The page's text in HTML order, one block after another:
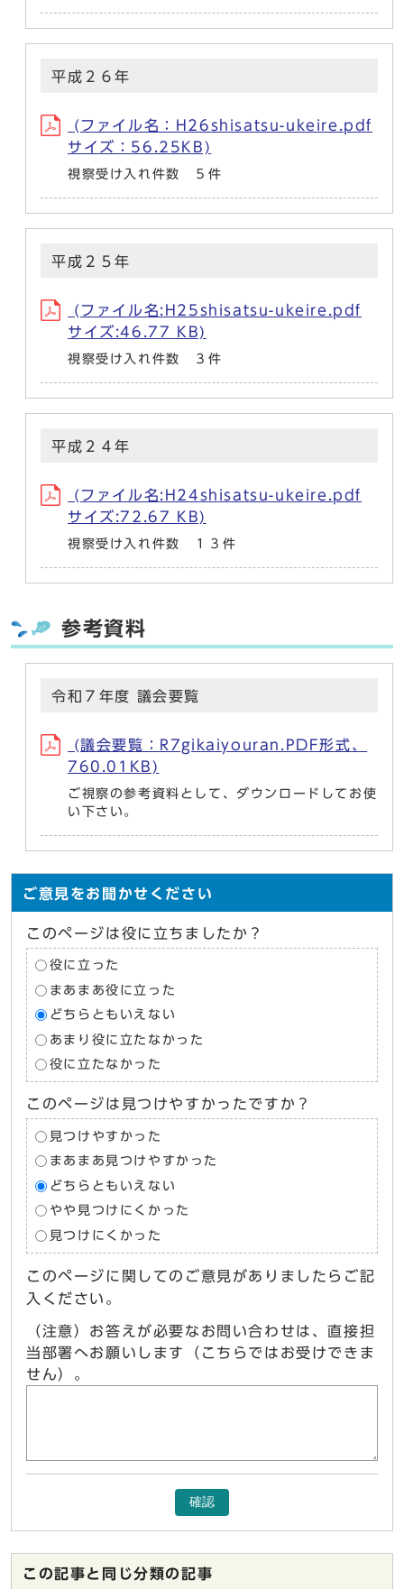
平成２６年
(ファイル名：H26shisatsu-ukeire.pdf
サイズ：56.25KB)
視察受け入れ件数 ５件
平成２５年
(ファイル名:H25shisatsu-ukeire.pdf
サイズ:46.77 KB)
視察受け入れ件数 ３件
平成２４年
(ファイル名:H24shisatsu-ukeire.pdf
サイズ:72.67 KB)
視察受け入れ件数 １３件
参考資料
令和７年度 議会要覧
(議会要覧：R7gikaiyouran.PDF形式、
760.01KB)
ご視察の参考資料として、ダウンロードしてお使
い下さい。
ご意見をお聞かせください
このページは役に立ちましたか？
役に立った
まあまあ役に立った
どちらともいえない
あまり役に立たなかった
役に立たなかった
このページは見つけやすかったですか？
見つけやすかった
まあまあ見つけやすかった
どちらともいえない
やや見つけにくかった
見つけにくかった
このページに関してのご意見がありましたらご記
入ください。
（注意）お答えが必要なお問い合わせは、直接担
当部署へお願いします（こちらではお受けできま
せん）。
確認
この記事と同じ分類の記事